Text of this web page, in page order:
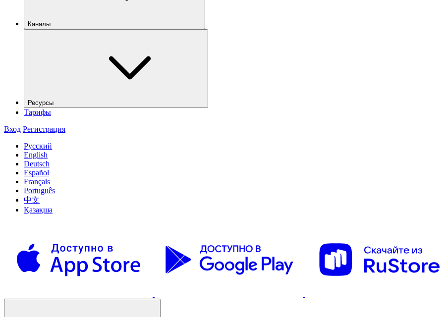
Каналы
Ресурсы
Тарифы
Вход Регистрация
Русский
English
Deutsch
Español
Français
Português
中文
Қазақша